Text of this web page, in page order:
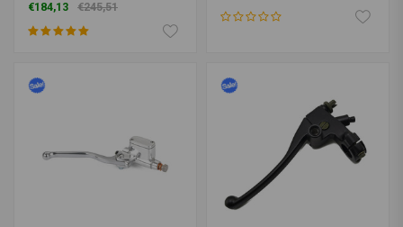
€184,13 €245,51